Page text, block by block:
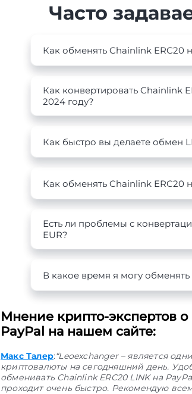
Часто
Как обменять Chainlink ERC20
Как конвертировать Chainlink
2024 году?
Как быстро вы делаете обмен
Как обменять Chainlink ERC20
Есть ли проблемы с
EUR?
В какое время я могу обменять
Мнение крипто-экспертов
PayPal на нашем сайте:
Макс Талер:“Leoexchanger – является
криптовалюты на сегодняшний день.
обменивать Chainlink ERC20 LINK на
проходит очень быстро. Рекомендую